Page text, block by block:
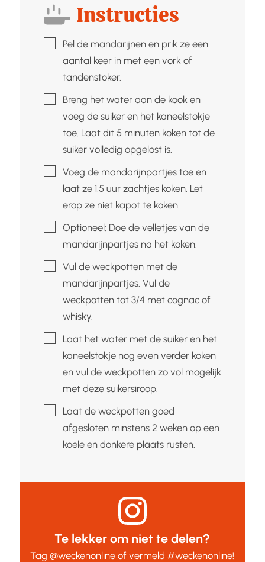
Instructies
▢Pel de mandarijnen en prik ze een
aantal keer in met een vork of
tandenstoker.
▢Breng het water aan de kook en
voeg de suiker en het kaneelstokje
toe. Laat dit 5 minuten koken tot de
suiker volledig opgelost is.
▢Voeg de mandarijnpartjes toe en
laat ze 1,5 uur zachtjes koken. Let
erop ze niet kapot te koken.
▢
Optioneel: Doe de velletjes van de
mandarijnpartjes na het koken.
▢Vul de weckpotten met de
mandarijnpartjes. Vul de
weckpotten tot 3/4 met cognac of
whisky.
▢Laat het water met de suiker en het
kaneelstokje nog even verder koken
en vul de weckpotten zo vol mogelijk
met deze suikersiroop.
▢Laat de weckpotten goed
afgesloten minstens 2 weken op een
koele en donkere plaats rusten.
Te lekker om niet te delen?
Tag@weckenonline of vermeld#weckenonline!